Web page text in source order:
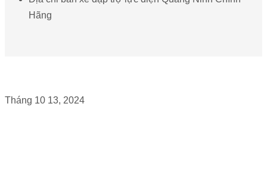
Hãng
Tháng 10 13, 2024